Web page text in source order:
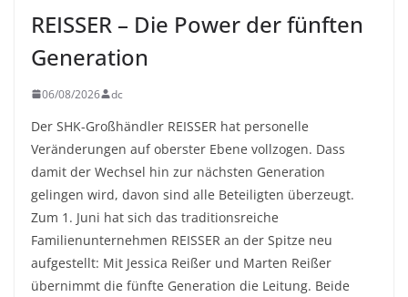
REISSER – Die Power der fünften
Generation
06/08/2026 dc
Der SHK-Großhändler REISSER hat personelle
Veränderungen auf oberster Ebene vollzogen. Dass
damit der Wechsel hin zur nächsten Generation
gelingen wird, davon sind alle Beteiligten überzeugt.
Zum 1. Juni hat sich das traditionsreiche
Familienunternehmen REISSER an der Spitze neu
aufgestellt: Mit Jessica Reißer und Marten Reißer
übernimmt die fünfte Generation die Leitung. Beide